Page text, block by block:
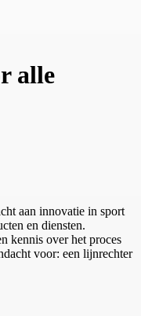
alle
aan innovatie in sport
en diensten.
kennis over het proces
voor: een lijnrechter